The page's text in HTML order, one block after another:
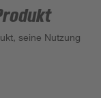
seine Nutzung